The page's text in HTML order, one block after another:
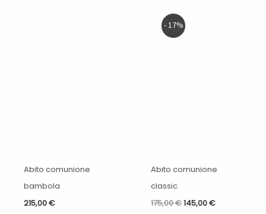
Abito comunione
bambola
215,00€
- 17%
Abito comunione
classic
175,00€
Il
prezzo
145,00€